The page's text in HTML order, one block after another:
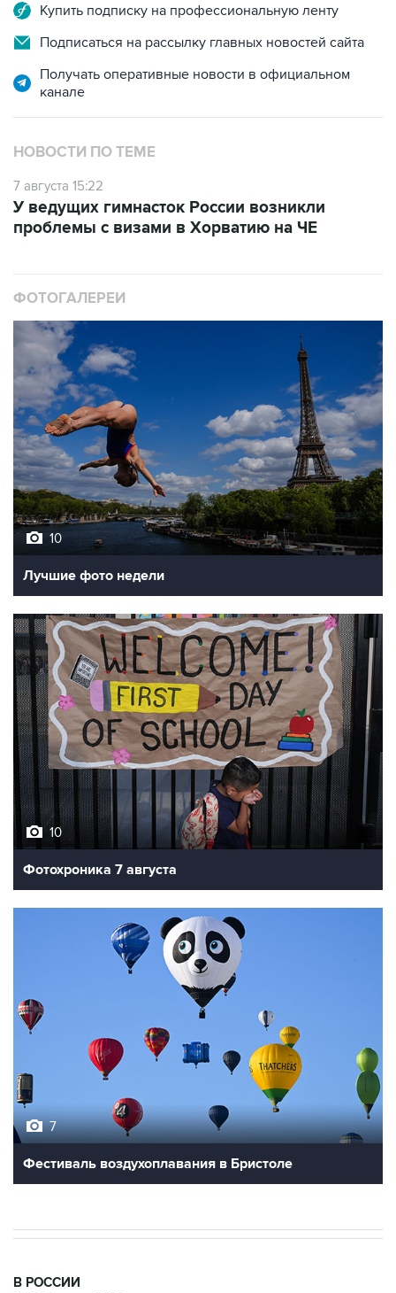
Купить подписку на профессиональную ленту
Подписаться на рассылку главных новостей сайта
Получать оперативные новости в официальном
канале
НОВОСТИ ПО ТЕМЕ
7 августа 15:22
У ведущих гимнасток России возникли
проблемы с визами в Хорватию на ЧЕ
ФОТОГАЛЕРЕИ
10
Лучшие фото недели
10
Фотохроника 7 августа
7
Фестиваль воздухоплавания в Бристоле
В РОССИИ